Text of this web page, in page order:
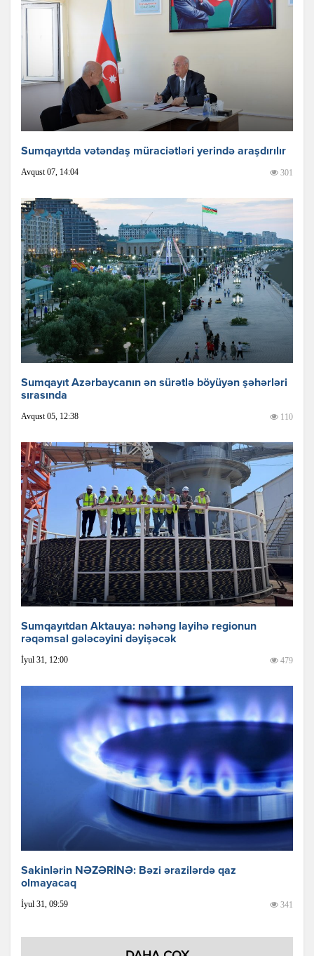
Sumqayıtda vətəndaş müraciətləri yerində araşdırılır
Avqust 07, 14:04 301
Sumqayıt Azərbaycanın ən sürətlə böyüyən şəhərləri
sırasında
Avqust 05, 12:38 110
Sumqayıtdan Aktauya: nəhəng layihə regionun
rəqəmsal gələcəyini dəyişəcək
İyul 31, 12:00 479
Sakinlərin NƏZƏRİNƏ: Bəzi ərazilərdə qaz
olmayacaq
İyul 31, 09:59 341